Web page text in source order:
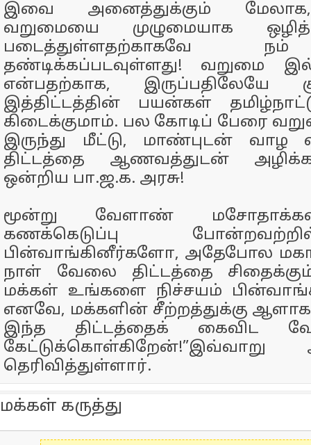
இவை அனைத்துக்கும் மேலாக,
வறுமையை முழுமையாக
படைத்துள்ளதற்காகவே நம்
தண்டிக்கப்படவுள்ளது! வறுமை
என்பதற்காக, இருப்பதிலேயே
இத்திட்டத்தின் பயன்கள்
கிடைக்குமாம். பல கோடிப் பேரை
இருந்து மீட்டு, மாண்புடன் வாழ
திட்டத்தை ஆணவத்துடன்
ஒன்றிய பா.ஜ.க. அரசு!
மூன்று வேளாண்
கணக்கெடுப்பு
பின்வாங்கினீர்களோ, அதேபோல
நாள் வேலை திட்டத்தை சிதைக்கும்
மக்கள் உங்களை நிச்சயம்
எனவே, மக்களின் சீற்றத்துக்கு
இந்த திட்டத்தைக் கைவிட
தெரிவித்துள்ளார்.
மக்கள் கருத்து